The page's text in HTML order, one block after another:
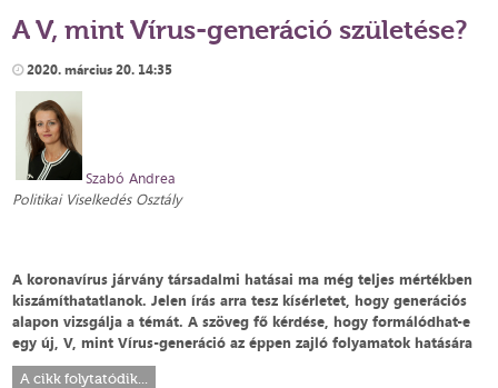
A V, mint Vírus-generáció születése?
2020. március 20. 14:35
Szabó Andrea
Politikai Viselkedés Osztály
A koronavírus járvány társadalmi hatásai ma még teljes mértékben
kiszámíthatatlanok. Jelen írás arra tesz kísérletet, hogy generációs
alapon vizsgálja a témát. A szöveg fő kérdése, hogy formálódhat-e
egy új, V, mint Vírus-generáció az éppen zajló folyamatok hatására
A cikk folytatódik...